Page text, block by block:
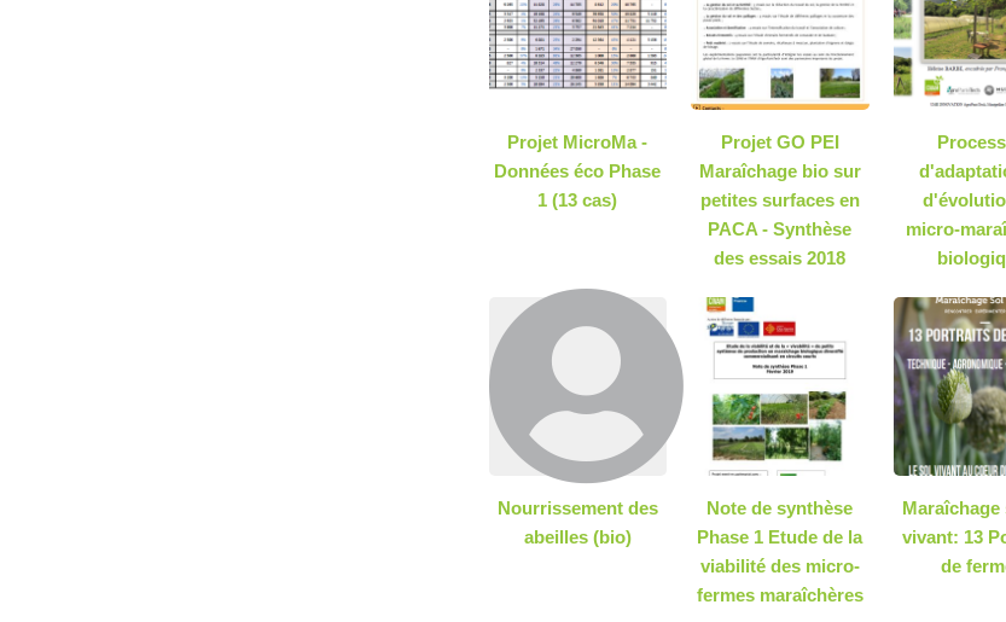
Projet MicroMa -
Données éco Phase
1 (13 cas)
Projet GO PEI
Maraîchage bio sur
petites surfaces en
PACA - Synthèse
des essais 2018
micro-
Nourrissement des
abeilles (bio)
Note de synthèse
Phase 1 Etude de la
viabilité des micro-
fermes maraîchères
Maraîchage
vivant: 13
de